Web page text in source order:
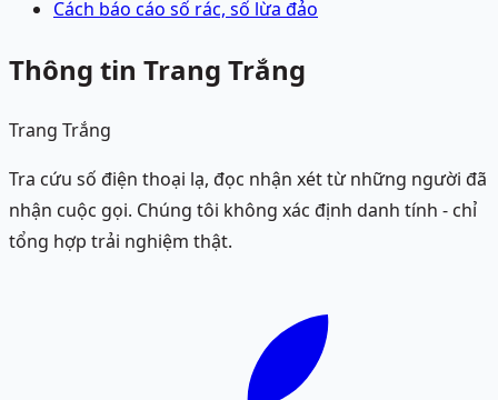
Cách báo cáo số rác, số lừa đảo
Thông tin Trang Trắng
Trang Trắng
Tra cứu số điện thoại lạ, đọc nhận xét từ những người đã
nhận cuộc gọi. Chúng tôi không xác định danh tính - chỉ
tổng hợp trải nghiệm thật.